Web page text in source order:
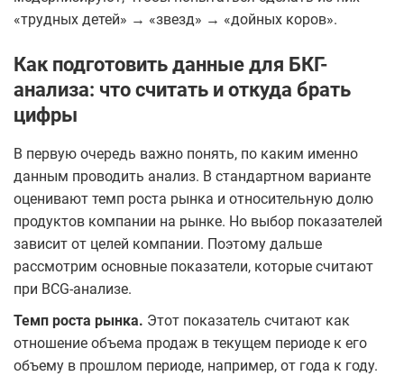
«трудных детей» → «звезд» → «дойных коров».
Как подготовить данные для БКГ-
анализа: что считать и откуда брать
цифры
В первую очередь важно понять, по каким именно
данным проводить анализ. В стандартном варианте
оценивают темп роста рынка и относительную долю
продуктов компании на рынке. Но выбор показателей
зависит от целей компании. Поэтому дальше
рассмотрим основные показатели, которые считают
при BCG-анализе.
Темп роста рынка. Этот показатель считают как
отношение объема продаж в текущем периоде к его
объему в прошлом периоде, например, от года к году.